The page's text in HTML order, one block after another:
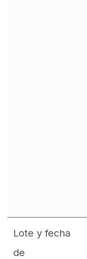
Lote y fecha
de